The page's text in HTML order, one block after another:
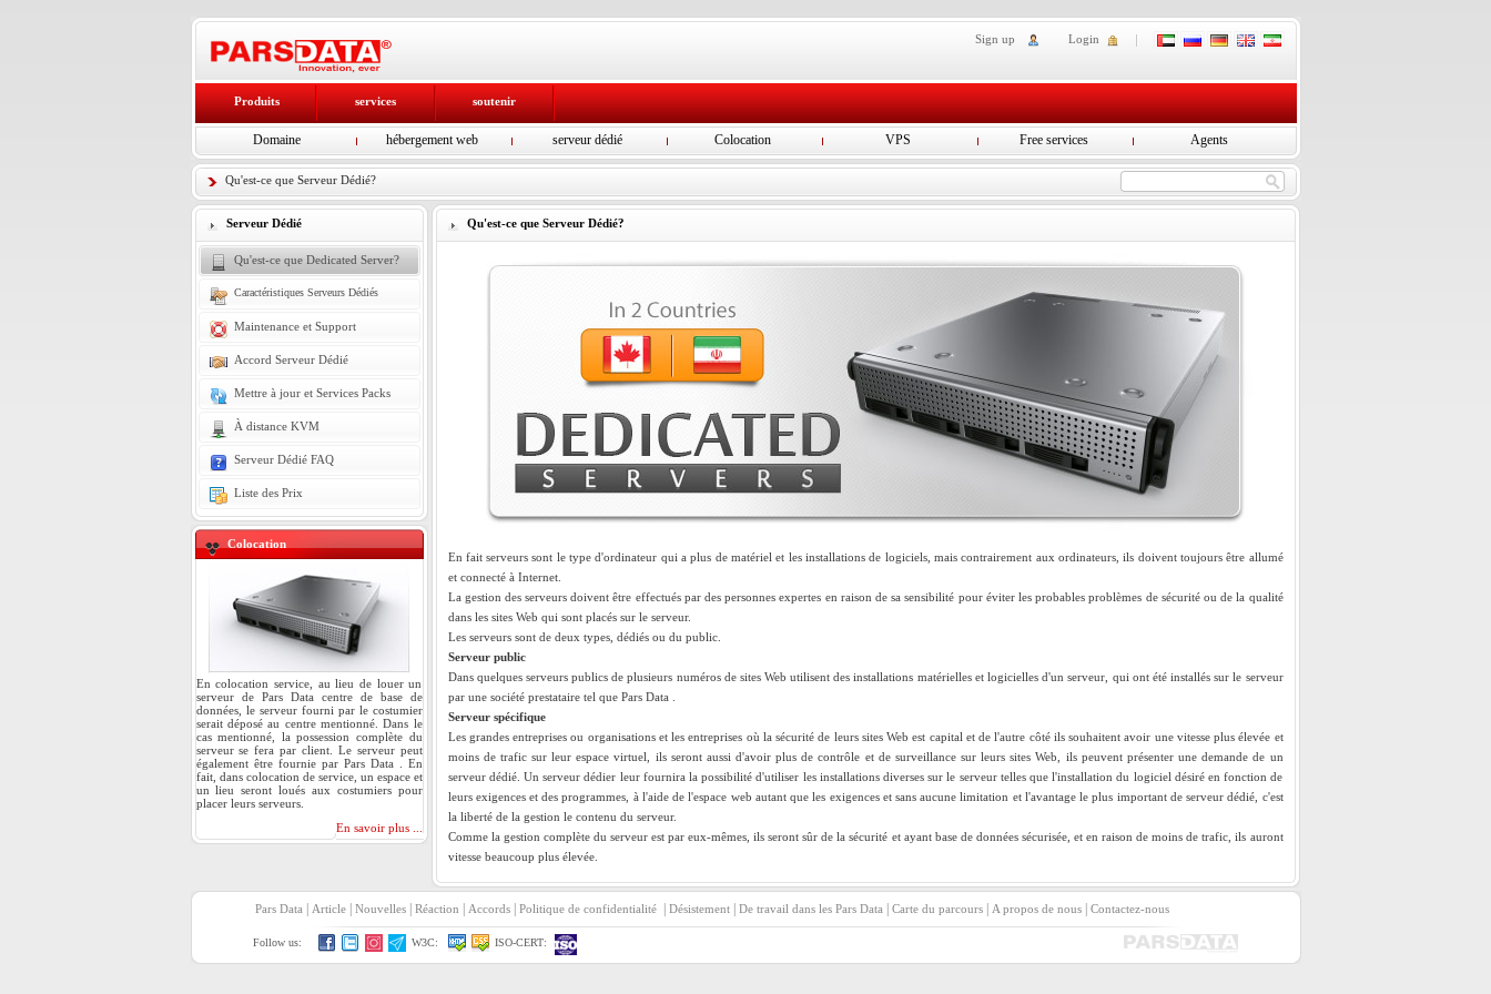
Login
Sign up
Produits services soutenir
Domaine hébergement web serveur dédié Colocation VPS Free services Agents
Qu'est-ce que Serveur Dédié?
Serveur Dédié
Qu'est-ce que Dedicated Server?
Caractéristiques Serveurs Dédiés
Maintenance et Support
Accord Serveur Dédié
Mettre à jour et Services Packs
À distance KVM
Serveur Dédié FAQ
Liste des Prix
Colocation
En colocation service, au lieu de louer un
serveur de Pars Data centre de base de
données, le serveur fourni par le costumier
serait déposé au centre mentionné. Dans le
cas mentionné, la possession complète du
serveur se fera par client. Le serveur peut
également être fournie par Pars Data . En
fait, dans colocation de service, un espace et
un lieu seront loués aux costumiers pour
placer leurs serveurs.
En savoir plus ...
Qu'est-ce que Serveur Dédié?
En fait serveurs sont le type d'ordinateur qui a plus de matériel et les installations de logiciels, mais contrairement aux ordinateurs, ils doivent toujours être allumé
et connecté à Internet.
La gestion des serveurs doivent être effectués par des personnes expertes en raison de sa sensibilité pour éviter les probables problèmes de sécurité ou de la qualité
dans les sites Web qui sont placés sur le serveur.
Les serveurs sont de deux types, dédiés ou du public.
Serveur public
Dans quelques serveurs publics de plusieurs numéros de sites Web utilisent des installations matérielles et logicielles d'un serveur, qui ont été installés sur le serveur
par une société prestataire tel que Pars Data .
Serveur spécifique
Les grandes entreprises ou organisations et les entreprises où la sécurité de leurs sites Web est capital et de l'autre côté ils souhaitent avoir une vitesse plus élevée et
moins de trafic sur leur espace virtuel, ils seront aussi d'avoir plus de contrôle et de surveillance sur leurs sites Web, ils peuvent présenter une demande de un
serveur dédié. Un serveur dédier leur fournira la possibilité d'utiliser les installations diverses sur le serveur telles que l'installation du logiciel désiré en fonction de
leurs exigences et des programmes, à l'aide de l'espace web autant que les exigences et sans aucune limitation et l'avantage le plus important de serveur dédié, c'est
la liberté de la gestion le contenu du serveur.
Comme la gestion complète du serveur est par eux-mêmes, ils seront sûr de la sécurité et ayant base de données sécurisée, et en raison de moins de trafic, ils auront
vitesse beaucoup plus élevée.
Pars Data Article Nouvelles Réaction Accords Politique de confidentialité Désistement De travail dans les Pars Data Carte du parcours A propos de nous Contactez-nous
Follow us: W3C: ISO-CERT: